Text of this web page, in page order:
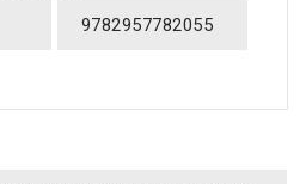
9782957782055